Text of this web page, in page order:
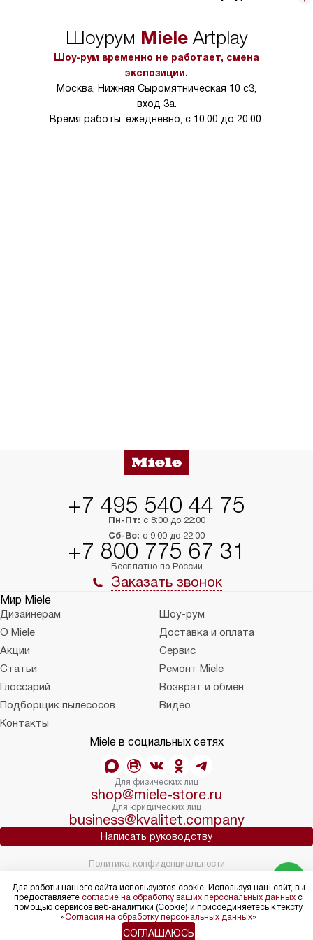
теперь тоже такую хочет, нахвалила ей. В общем, вещь в быту
полезная, времени экономит много, пользоваться удобно.
Шоурум MieleArtplay
Шоу-рум временно не работает, смена
экспозиции.
Москва, Нижняя Сыромятническая 10 с3,
вход 3а.
Время работы: ежедневно, с 10.00 до 20.00.
+7 495 540 44 75
Пн-Пт: с 8:00 до 22:00
Сб-Вс: с 9:00 до 22:00
+7 800 775 67 31
Бесплатно по России
Заказать звонок
Мир Miele
Дизайнерам
Шоу-рум
О Miele
Доставка и оплата
Акции
Сервис
Статьи
Ремонт Miele
Глоссарий
Возврат и обмен
Подборщик пылесосов
Видео
Контакты
Miele в социальных сетях
Для физических лиц
shop@miele-store.ru
Для юридических лиц
business@kvalitet.company
Написать руководству
© 2004 – 2026 Магазин Miele «Kvalitet Trade, LLC»
Политика конфиденциальности
Карта сайта
Для работы нашего сайта используются cookie. Используя наш сайт, вы
предоставляете согласие на обработку ваших персональных данных с
помощью сервисов веб-аналитики (Cookie) и присоединяетесь к тексту
«Согласия на обработку персональных данных»
СОГЛАШАЮСЬ